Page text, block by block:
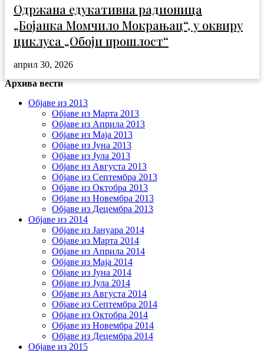
Одржана едукативна радионица
„Бојанка Момчило Мокрањац“, у оквиру
циклуса „Обоји прошлост“
април 30, 2026
Архива вести
Објаве из 2013
Објаве из Марта 2013
Објаве из Априла 2013
Објаве из Маја 2013
Објаве из Јунa 2013
Објаве из Јула 2013
Објаве из Августа 2013
Објаве из Септембра 2013
Објаве из Октобра 2013
Објаве из Новембра 2013
Објаве из Децембра 2013
Објаве из 2014
Објаве из Јануара 2014
Објаве из Марта 2014
Објаве из Априла 2014
Објаве из Маја 2014
Објаве из Јуна 2014
Објаве из Јула 2014
Објаве из Августа 2014
Објаве из Септембра 2014
Објаве из Октобра 2014
Објаве из Новембра 2014
Објаве из Децембра 2014
Објаве из 2015